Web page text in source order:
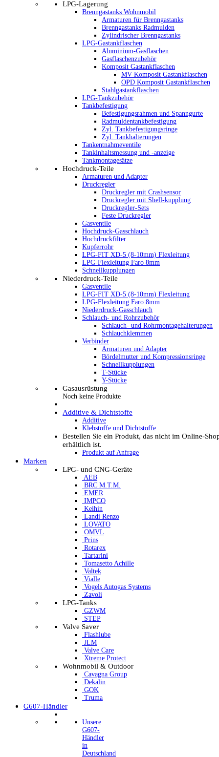
LPG-Lagerung
Brenngastanks Wohnmobil
Armaturen für Brenngastanks
Brenngastanks Radmulden
Zylindrischer Brenngastanks
LPG-Gastankflaschen
Aluminium-Gasflaschen
Gasflaschenzubehör
Komposit Gastankflaschen
MV Komposit Gastankflaschen
OPD Komposit Gastankflaschen
Stahlgastankflaschen
LPG-Tankzubehör
Tankbefestigung
Befestigungsrahmen und Spanngurte
Radmuldentankbefestigung
Zyl. Tankbefestigungsringe
Zyl. Tankhalterungen
Tankentnahmeventile
Tankinhaltsmessung und -anzeige
Tankmontagesätze
Hochdruck-Teile
Armaturen und Adapter
Druckregler
Druckregler mit Crashsensor
Druckregler mit Shell-kupplung
Druckregler-Sets
Feste Druckregler
Gasventile
Hochdruck-Gasschlauch
Hochdruckfilter
Kupferrohr
LPG-FIT XD-5 (8-10mm) Flexleitung
LPG-Flexleitung Faro 8mm
Schnellkupplungen
Niederdruck-Teile
Gasventile
LPG-FIT XD-5 (8-10mm) Flexleitung
LPG-Flexleitung Faro 8mm
Niederdruck-Gasschlauch
Schlauch- und Rohrzubehör
Schlauch- und Rohrmontagehalterungen
Schlauchklemmen
Verbinder
Armaturen und Adapter
Bördelmutter und Kompressionsringe
Schnellkupplungen
T-Stücke
Y-Stücke
Gasausrüstung
Noch keine Produkte
Additive & Dichtstoffe
Additive
Klebstoffe und Dichtstoffe
Bestellen Sie ein Produkt, das nicht im Online-
erhältlich ist.
Produkt auf Anfrage
Marken
LPG- und CNG-Geräte
AEB
BRC M.T.M.
EMER
IMPCO
Keihin
Landi Renzo
LOVATO
OMVL
Prins
Rotarex
Tartarini
Tomasetto Achille
Valtek
Vialle
Vogels Autogas Systems
Zavoli
LPG-Tanks
GZWM
STEP
Valve Saver
Flashlube
JLM
Valve Care
Xtreme Protect
Wohnmobil & Outdoor
Cavagna Group
Dekalin
GOK
Truma
G607-Händler
Unsere
G607-
Händler
in
Deutschland